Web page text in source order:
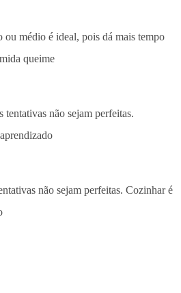
médio é ideal, pois dá mais tempo
queime
não sejam perfeitas. Cozinhar é